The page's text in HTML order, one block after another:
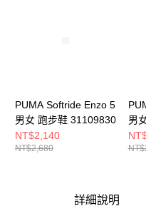
PUMA Softride Enzo 5
男女 跑步鞋 31109830
NT$2,140
NT$2,680
男
詳細說明